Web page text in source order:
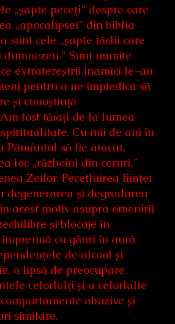
„șapte peceți” despre care
„apocalipsei” din biblia
sunt cele „șapte făclii care
Sunt numite
extratereștrii inamici le-au
pentru a ne împiedica să
și cunoștință
fost tăiați de la lumea
Cu mii de ani în
Pământul să fie atacat,
loc „războiul din ceruri,”
Zeilor. Pecetluirea ființei
degenerarea și degradarea
acest motiv asupra omenirii
și blocaje în
cu găuri în aură
de alcool și
o lipsă de preocupare
celorlalți și a celorlalte
abuzive și
similare.